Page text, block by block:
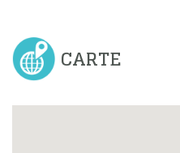
CARTE